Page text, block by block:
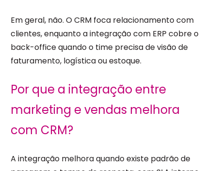
Em geral, não. O CRM foca relacionamento com
clientes, enquanto a integração com ERP cobre o
back-office quando o time precisa de visão de
faturamento, logística ou estoque.
Por que a integração entre
marketing e vendas melhora
com CRM?
A integração melhora quando existe padrão de